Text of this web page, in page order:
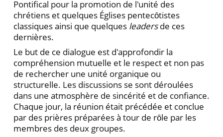
Pontifical pour la promotion de l'unité des
chrétiens et quelques Églises pentecȏtistes
classiques ainsi que quelques leadersde ces
dernières.
Le but de ce dialogue est d'approfondir la
compréhension mutuelle et le respect et non pas
de rechercher une unité organique ou
structurelle. Les discussions se sont déroulées
dans une atmosphère de sincérité et de confiance.
Chaque jour, la réunion était précédée et conclue
par des prières préparées à tour de rȏle par les
membres des deux groupes.